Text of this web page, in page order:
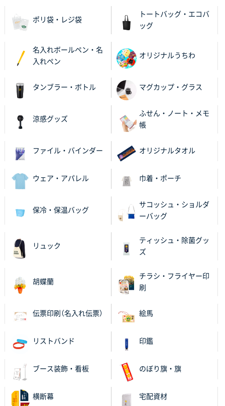
ポリ袋・レジ袋
トートバッグ・エコバ
ッグ
名入れボールペン・名
入れペン
オリジナルうちわ
タンブラー・ボトル マグカップ・グラス
涼感グッズ
ふせん・ノート・メモ
帳
ファイル・バインダー オリジナルタオル
ウェア・アパレル 巾着・ポーチ
保冷・保温バッグ
サコッシュ・ショルダ
ーバッグ
リュック
ティッシュ・除菌グッ
ズ
胡蝶蘭
チラシ・フライヤー印
刷
伝票印刷（名入れ伝票） 絵馬
リストバンド 印鑑
ブース装飾・看板 のぼり旗・旗
横断幕 宅配資材